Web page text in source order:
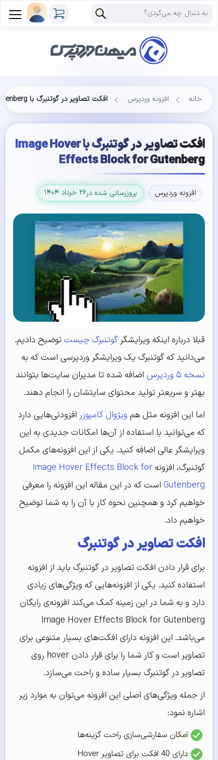
خانه افزونه وردپرس افکت تصاویر در گوتنبرگ با Image Hover Effects Block for Gutenberg
افکت تصاویر در گوتنبرگ با Image Hover
Effects Block for Gutenberg
افزونه وردپرس بروزرسانی شده در۲۶ خرداد ۱۴۰۴
قبلا درباره اینکه ویرایشگر گوتنبرگ چیست توضیح دادیم.
می‌دانید که گوتنبرگ یک ویرایشگر وردپرسی است که به
نسخه ۵ وردپرس
اضافه شده تا مدیران سایت‌ها بتوانند
بهتر و سریعتر تولید محتوای سایتشان را انجام دهند.
اما این افزونه مثل هم ویژوال کامپوزر افزودنی‌هایی دارد
که می‌توانید با استفاده از آن‌ها امکانات جدیدی به این
ویرایشگر عالی اضافه کنید. یکی از این افزونه‌های مکمل
گوتنبرگ، افزونهImage Hover Effects Block for
Gutenberg است که در این مقاله این افزونه را معرفی
خواهیم کرد و همچنین نحوه کار با آن را به شما توضیح
خواهیم داد.
افکت تصاویر در گوتنبرگ
برای قرار دادن افکت تصاویر در گوتنبرگ باید از افزونه
استفاده کنید. یکی از افزونه‌‌هایی که ویژگی‌‌های زیادی
دارد و به شما در این زمینه کمک می‌‌کند افزونه‌‌ی رایگان
Image Hover Effects Block for Gutenberg
می‌‌باشد. این افزونه دارای افکت‌‌های بسیار متنوعی برای
تصاویر است و کار شما را برای قرار دادن hover روی
تصاویر در گوتنبرگ بسیار ساده و راحت می‌‌سازد.
از جمله ویژگی‌‌های اصلی این افزونه می‌‌توان به موارد زیر
اشاره نمود:
امکان سفارشی‌‌سازی راحت گزینه‌‌ها
دارای 40 افکت برای تصاویر Hover